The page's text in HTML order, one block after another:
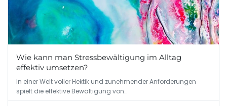
Wie kann man Stressbewältigung im Alltag
effektiv umsetzen?
In einer Welt voller Hektik und zunehmender Anforderungen
spielt die effektive Bewältigung von…